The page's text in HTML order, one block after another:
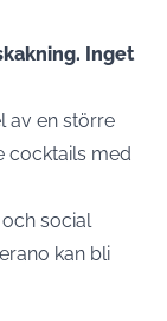
Inget
av en större
cocktails med
social
kan bli